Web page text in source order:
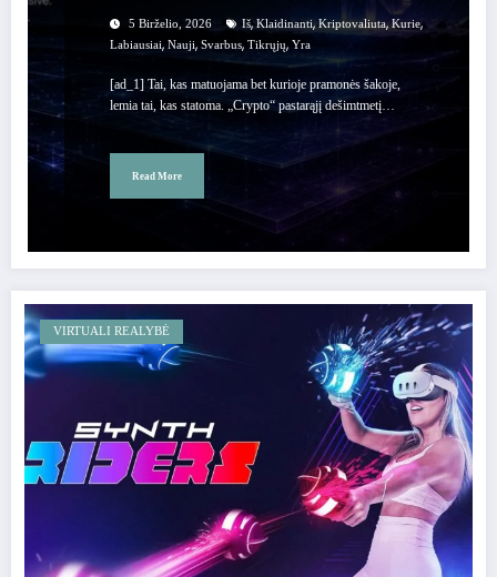
5 Birželio, 2026 Iš, Klaidinanti, Kriptovaliuta,Kurie,
Labiausiai, Nauji, Svarbus, Tikrųjų, Yra
[ad_1] Tai, kas matuojama bet kurioje pramonės šakoje,
lemia tai, kas statoma. „Crypto“ pastarąjį dešimtmetį…
Read More
VIRTUALI REALYBĖ